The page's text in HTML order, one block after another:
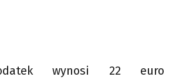
wynosi 22 euro